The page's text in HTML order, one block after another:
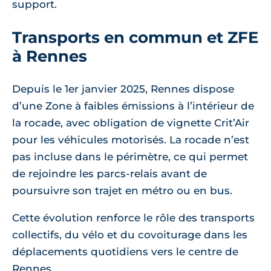
support.
Transports en commun et ZFE
à Rennes
Depuis le 1er janvier 2025, Rennes dispose
d’une Zone à faibles émissions à l’intérieur de
la rocade, avec obligation de vignette Crit’Air
pour les véhicules motorisés. La rocade n’est
pas incluse dans le périmètre, ce qui permet
de rejoindre les parcs-relais avant de
poursuivre son trajet en métro ou en bus.
Cette évolution renforce le rôle des transports
collectifs, du vélo et du covoiturage dans les
déplacements quotidiens vers le centre de
Rennes.